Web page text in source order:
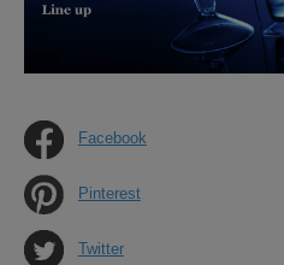
Facebook
Pinterest
Twitter